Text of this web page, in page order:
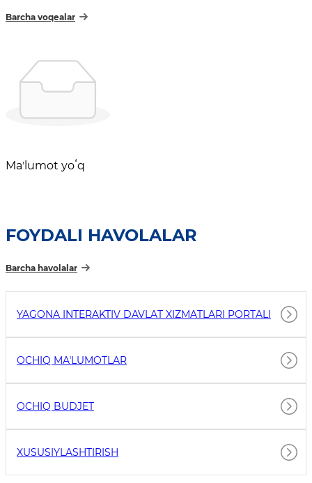
Barcha voqealar
Maʼlumot yoʻq
FOYDALI HAVOLALAR
Barcha havolalar
YAGONA INTERAKTIV DAVLAT XIZMATLARI PORTALI
OCHIQ MAʼLUMOTLAR
OCHIQ BUDJET
XUSUSIYLASHTIRISH